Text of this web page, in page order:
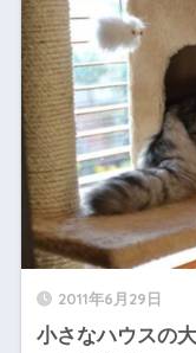
2011年6月29日
小さなハウスの